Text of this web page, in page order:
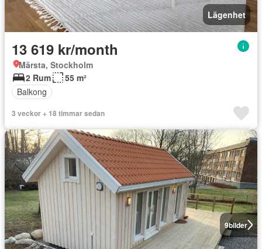
Lägenhet
13 619 kr/month
Märsta, Stockholm
2 Rum
55 m²
Balkong
3 veckor + 18 timmar sedan
9bilder